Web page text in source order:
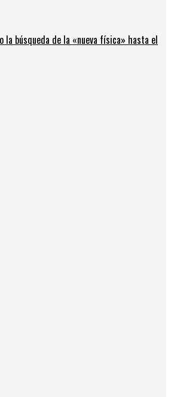
la búsqueda de la «nueva física» hasta el